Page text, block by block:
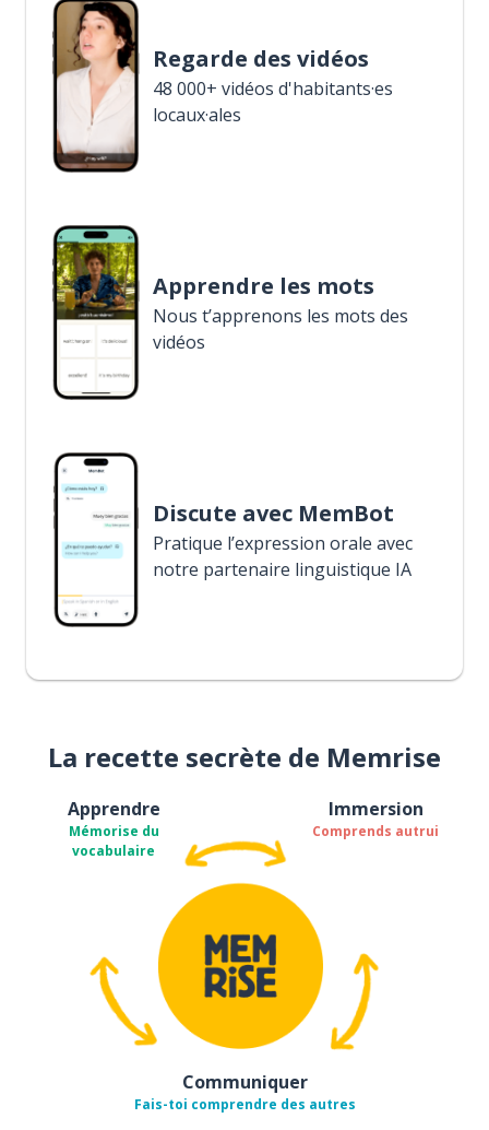
Regarde des vidéos
48 000+ vidéos d'habitants·es
locaux·ales
Apprendre les mots
Nous t’apprenons les mots des
vidéos
Discute avec MemBot
Pratique l’expression orale avec
notre partenaire linguistique IA
La recette secrète de Memrise
Apprendre
Mémorise du
vocabulaire
Immersion
Comprends autrui
Communiquer
Fais-toi comprendre des autres